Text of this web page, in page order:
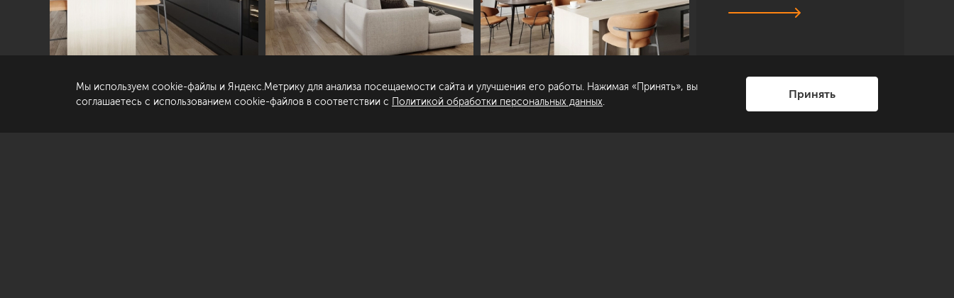
© «Студия Павла Полынова», 2006—2026
Копирование материалов сайта запрещено.
Согласие на обработку персональных
Политика обработки персональных данных
Сделано в
Мы используем cookie-файлы и Яндекс.Метрику для анализа посещаемости сайта и улучшения его работы. Нажимая «Принять», вы
соглашаетесь с использованием cookie-файлов в соответствии с Политикой обработки персональных данных.
Принять